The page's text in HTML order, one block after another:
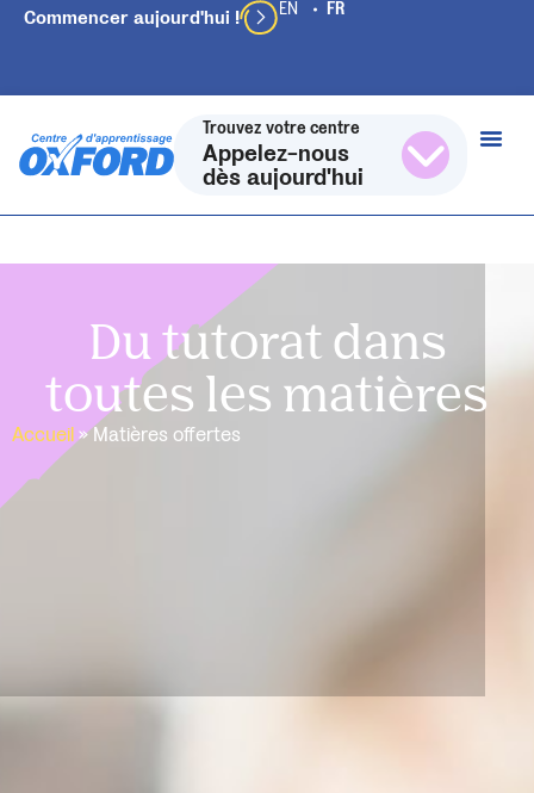
Commencer aujourd'hui !
Trouvez votre centre
Appelez-nous
dès aujourd'hui
Du tutorat dans
toutes les matières
Accueil»Matières offertes